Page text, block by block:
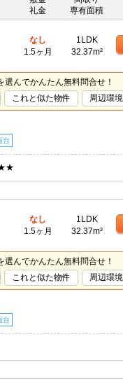
礼金
専有面積
なし
1.5ヶ月
1LDK
32.37m²
んでかんたん無料問合せ！
これと似た物件 周辺環境
台
★★
なし
1.5ヶ月
1LDK
32.37m²
んでかんたん無料問合せ！
これと似た物件 周辺環境
台